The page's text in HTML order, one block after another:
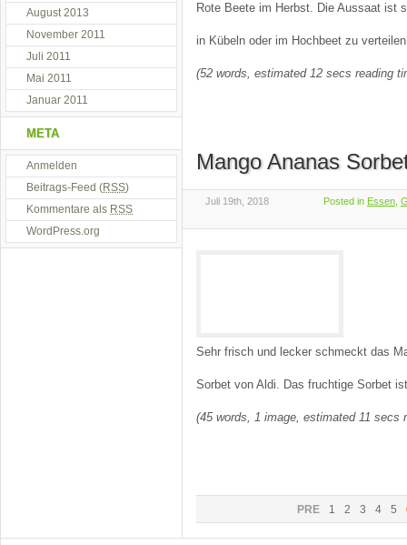
Rote Beete im Herbst. Die Aussaat ist
in Kübeln oder im Hochbeet zu
(52 words, estimated 12 secs reading
Mango Ananas
Juli 19th, 2018 Posted in Essen
Sehr frisch und lecker schmeckt das
Sorbet von Aldi. Das fruchtige Sorbet
(45 words, 1 image, estimated 11 secs
PRE 1 2 3 4 5
August 2013
November 2011
Juli 2011
Mai 2011
Januar 2011
META
Anmelden
Beitrags-Feed (RSS)
Kommentare als RSS
WordPress.org